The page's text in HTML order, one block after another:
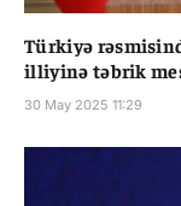
Türkiyə
illiyinə təbrik
30 May 2025 11:29